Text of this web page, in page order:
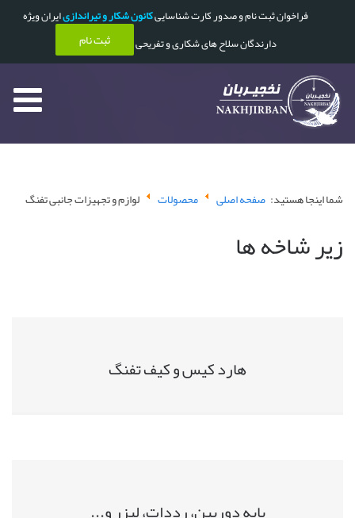
فراخوان ثبت نام و صدور کارت شناساییکانون شکار و تیراندازیایران ویژه
دارندگان سلاح های شکاری و تفریحی
ثبت نام
شما اینجا هستید: صفحه اصلی محصولات لوازم و تجهیزات جانبی تفنگ
زیر شاخه ها
هارد کیس و کیف تفنگ
پایه دوربین، رددات، لیزر و...